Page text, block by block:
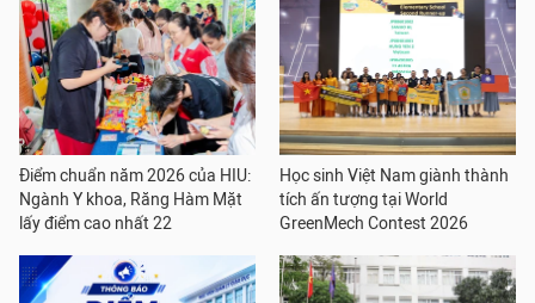
Điểm chuẩn năm 2026 của HIU:
Ngành Y khoa, Răng Hàm Mặt
lấy điểm cao nhất 22
Học sinh Việt Nam giành thành
tích ấn tượng tại World
GreenMech Contest 2026